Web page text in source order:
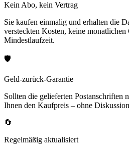
Kein Abo, kein Vertrag
Sie kaufen einmalig und erhalten die
versteckten Kosten, keine monatlichen
Mindestlaufzeit.
🛡️
Geld-zurück-Garantie
Sollten die gelieferten Postanschriften
Ihnen den Kaufpreis – ohne
🔄
Regelmäßig aktualisiert